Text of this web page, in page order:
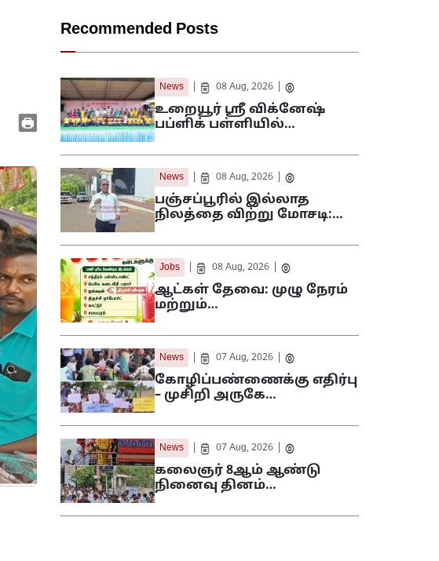
Recommended Posts
News 08 Aug, 2026
உறையூர் ஸ்ரீ விக்னேஷ்
பப்ளிக் பள்ளியில்…
News 08 Aug, 2026
பஞ்சப்பூரில் இல்லாத
நிலத்தை விற்று மோசடி:…
Jobs 08 Aug, 2026
ஆட்கள் தேவை: முழு நேரம்
மற்றும்…
News 07 Aug, 2026
கோழிப்பண்ணைக்கு எதிர்பு
– முசிறி அருகே…
News 07 Aug, 2026
கலைஞர் 8ஆம் ஆண்டு
நினைவு தினம்…